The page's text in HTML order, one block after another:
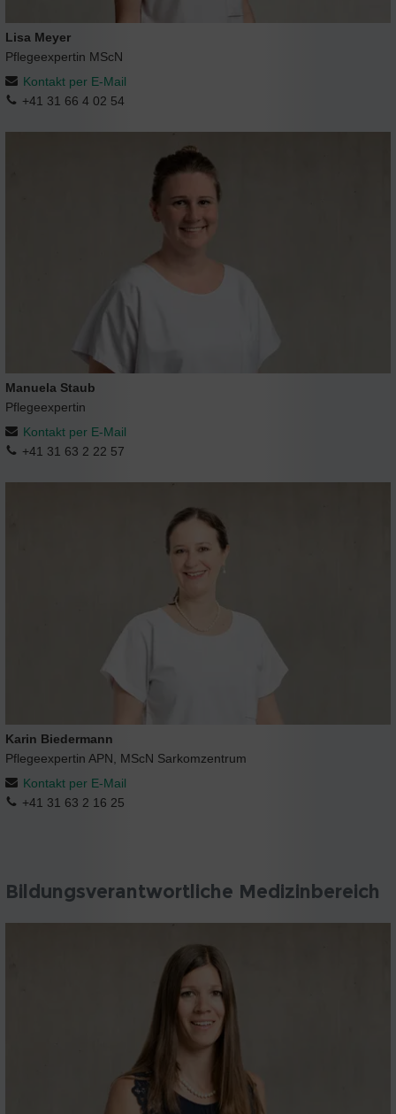
Lisa Meyer
Pflegeexpertin MScN
Kontakt per E-Mail
+41 31 66 4 02 54
Manuela Staub
Pflegeexpertin
Kontakt per E-Mail
+41 31 63 2 22 57
Karin Biedermann
Pflegeexpertin APN, MScN Sarkomzentrum
Kontakt per E-Mail
+41 31 63 2 16 25
Bildungsverantwortliche Medizinbereich